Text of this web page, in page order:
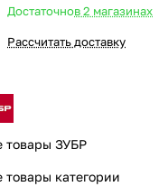
Достаточнов 2 магазинах
Рассчитать доставку
товары ЗУБР
товары категории